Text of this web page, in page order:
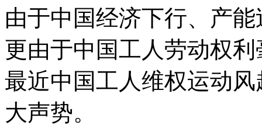
由于中国经济下行、产
更由于中国工人劳动权
最近中国工人维权运动
大声势。